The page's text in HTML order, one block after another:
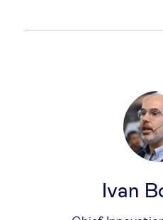
Ivan